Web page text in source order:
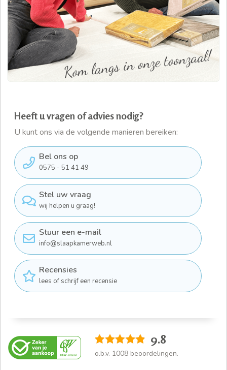
Heeft u vragen of advies nodig?
U kunt ons via de volgende manieren bereiken:
Bel ons op
0575 - 51 41 49
Stel uw vraag
wij helpen u graag!
Stuur een e-mail
info@slaapkamerweb.nl
Recensies
lees of schrijf een recensie
9.8
o.b.v. 1008 beoordelingen.